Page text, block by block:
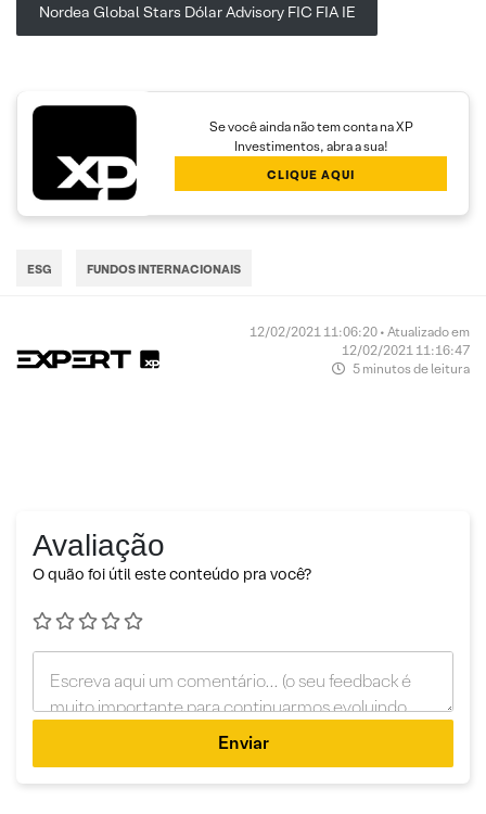
Nordea Global Stars Dólar Advisory FIC FIA IE
Se você ainda não tem conta na XP
Investimentos, abra a sua!
CLIQUE AQUI
ESG FUNDOS INTERNACIONAIS
12/02/2021 11:06:20 • Atualizado em
12/02/2021 11:16:47
5 minutos de leitura
Avaliação
O quão foi útil este conteúdo pra você?
Enviar